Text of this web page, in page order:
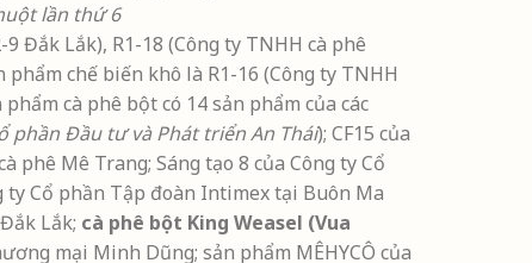
lần thứ 6
Đắk Lắk), R1-18 (Công ty TNHH cà phê
phẩm chế biến khô là R1-16 (Công ty TNHH
cà phê bột có 14 sản phẩm của các
phần Đầu tư và Phát triển An Thái); CF15 của
phê Mê Trang; Sáng tạo 8 của Công ty Cổ
ty Cổ phần Tập đoàn Intimex tại Buôn Ma
Lắk; cà phê bột King Weasel (Vua
mại Minh Dũng; sản phẩm MÊHYCÔ của